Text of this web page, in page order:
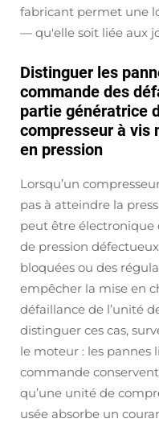
fabricant permet une
— qu'elle soit liée aux
Distinguer les
commande des
partie génératrice
compresseur à vis
en pression
Lorsqu’un
pas à atteindre la
peut être électronique
de pression
bloquées ou des
empêcher la mise en
défaillance de l’unité
distinguer ces cas,
le moteur : les pannes
commande
qu’une unité de
usée absorbe un